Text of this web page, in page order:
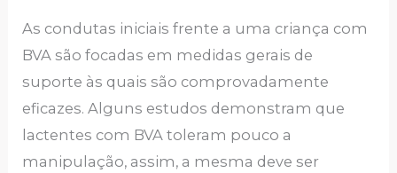
As condutas iniciais frente a uma criança com
BVA são focadas em medidas gerais de
suporte às quais são comprovadamente
eficazes. Alguns estudos demonstram que
lactentes com BVA toleram pouco a
manipulação, assim, a mesma deve ser